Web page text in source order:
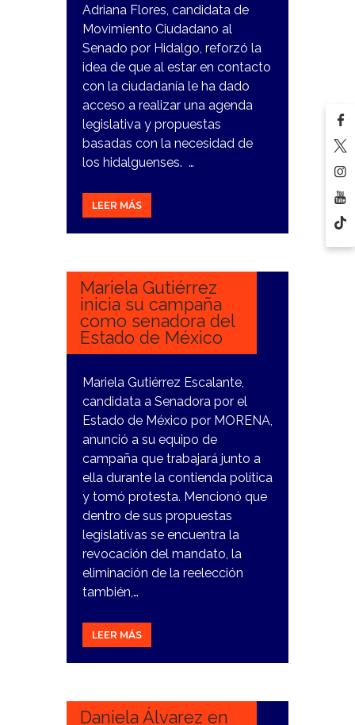
Adriana Flores, candidata de
Movimiento Ciudadano al
Senado por Hidalgo, reforzó la
idea de que al estar en contacto
con la ciudadanía le ha dado
acceso a realizar una agenda
legislativa y propuestas
basadas con la necesidad de
los hidalguenses. …
LEER MÁS
5
Mariela Gutiérrez
inicia su campaña
como senadora del
Estado de México
Mariela Gutiérrez Escalante,
candidata a Senadora por el
Estado de México por MORENA,
anunció a su equipo de
campaña que trabajará junto a
ella durante la contienda política
y tomó protesta. Mencionó que
dentro de sus propuestas
legislativas se encuentra la
revocación del mandato, la
eliminación de la reelección
también,…
LEER MÁS
4
Daniela Álvarez en